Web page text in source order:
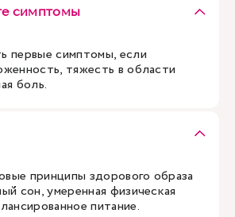
симптомы
первые симптомы, если
тяжесть в области
боль.
принципы здорового образа
сон, умеренная физическая
питание.